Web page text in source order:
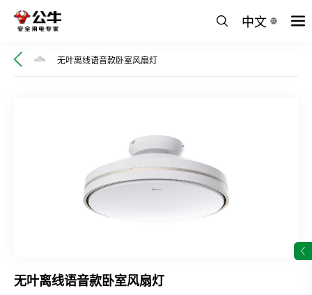
中文
无叶离线语音款卧室风扇灯
无叶离线语音款卧室风扇灯